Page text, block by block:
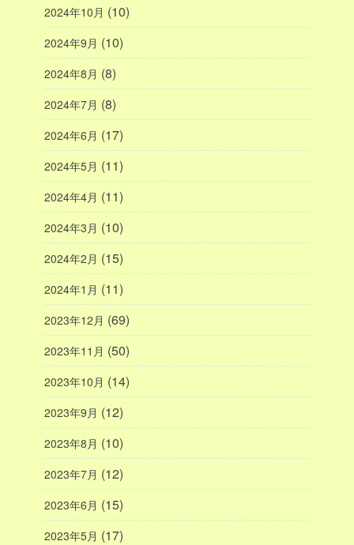
2024年10月 (10)
2024年9月 (10)
2024年8月 (8)
2024年7月 (8)
2024年6月 (17)
2024年5月 (11)
2024年4月 (11)
2024年3月 (10)
2024年2月 (15)
2024年1月 (11)
2023年12月 (69)
2023年11月 (50)
2023年10月 (14)
2023年9月 (12)
2023年8月 (10)
2023年7月 (12)
2023年6月 (15)
2023年5月 (17)